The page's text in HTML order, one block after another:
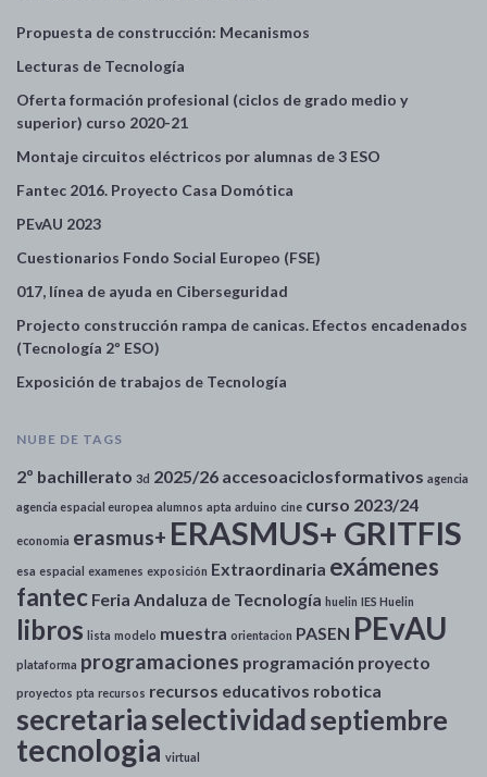
Propuesta de construcción: Mecanismos
Lecturas de Tecnología
Oferta formación profesional (ciclos de grado medio y
superior) curso 2020-21
Montaje circuitos eléctricos por alumnas de 3 ESO
Fantec 2016. Proyecto Casa Domótica
PEvAU 2023
Cuestionarios Fondo Social Europeo (FSE)
017, línea de ayuda en Ciberseguridad
Projecto construcción rampa de canicas. Efectos encadenados
(Tecnología 2º ESO)
Exposición de trabajos de Tecnología
NUBE DE TAGS
2º bachillerato 3d 2025/26 accesoaciclosformativos agencia
agencia espacial europea alumnos apta arduino cine curso 2023/24
economia erasmus+ ERASMUS+ GRITFIS
esa espacial examenes exposición Extraordinaria exámenes
fantec Feria Andaluza de Tecnología huelin IES Huelin
libros lista modelo muestra orientacion PASEN PEvAU
plataforma programaciones programación proyecto
proyectos pta recursos recursos educativos robotica
secretariaselectividadseptiembre
tecnologia virtual